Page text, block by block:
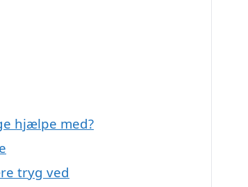
hjælpe med?
tryg ved